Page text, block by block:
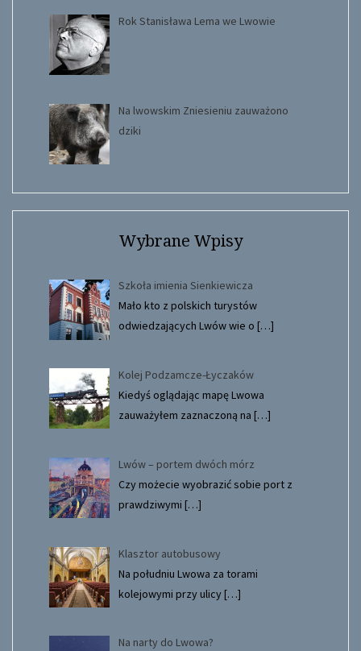
Rok Stanisława Lema we Lwowie
Na lwowskim Zniesieniu zauważono
dziki
Wybrane Wpisy
Szkoła imienia Sienkiewicza
Mało kto z polskich turystów
odwiedzających Lwów wie o […]
Kolej Podzamcze-Łyczaków
Kiedyś oglądając mapę Lwowa
zauważyłem zaznaczoną na […]
Lwów – portem dwóch mórz
Czy możecie wyobrazić sobie port z
prawdziwymi […]
Klasztor autobusowy
Na południu Lwowa za torami
kolejowymi przy ulicy[…]
Na narty do Lwowa?